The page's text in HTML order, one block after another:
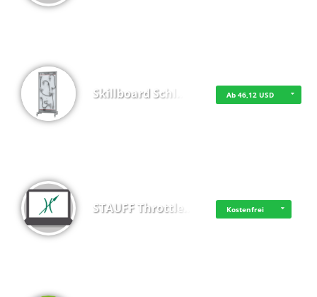
Skillboard Schl… Ab 46,12 USD
STAUFF Throttle… Kostenfrei